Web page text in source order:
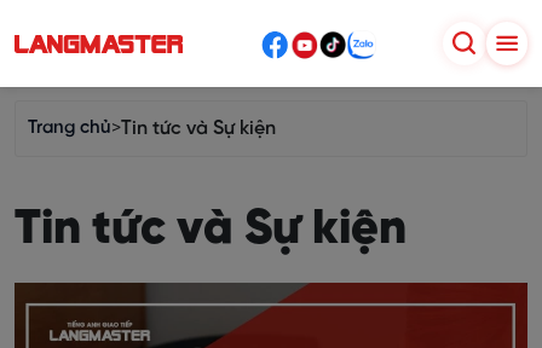
Trang chủ>Tin tức và Sự kiện
Tin tức và Sự kiện